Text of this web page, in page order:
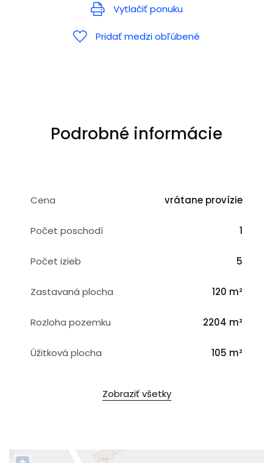
Vytlačiť ponuku
Pridať medzi obľúbené
Podrobné informácie
Cena vrátane provízie
Počet poschodí 1
Počet izieb 5
Zastavaná plocha 120 m²
Rozloha pozemku 2204 m²
Úžitková plocha 105 m²
Zobraziť všetky